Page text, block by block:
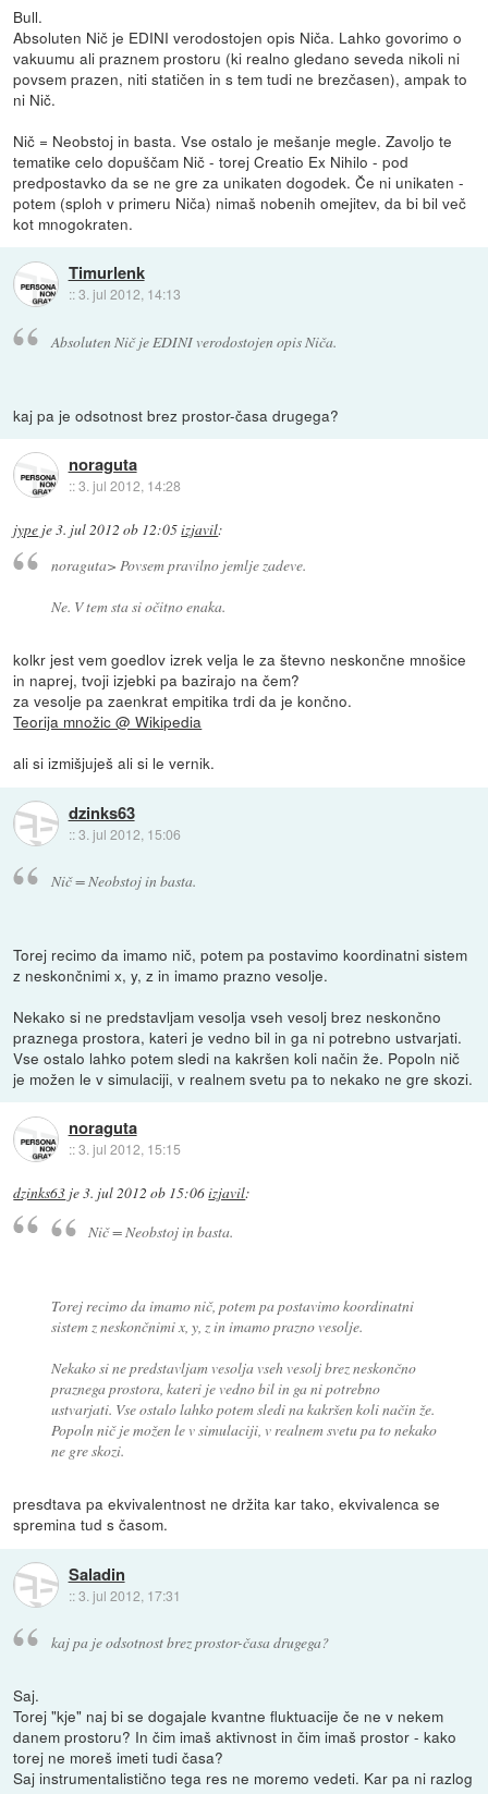
Bull.
Absoluten Nič je EDINI verodostojen opis Niča. Lahko govorimo o
vakuumu ali praznem prostoru (ki realno gledano seveda nikoli ni
povsem prazen, niti statičen in s tem tudi ne brezčasen), ampak to
ni Nič.
Nič = Neobstoj in basta. Vse ostalo je mešanje megle. Zavoljo te
tematike celo dopuščam Nič - torej Creatio Ex Nihilo - pod
predpostavko da se ne gre za unikaten dogodek. Če ni unikaten -
potem (sploh v primeru Niča) nimaš nobenih omejitev, da bi bil več
kot mnogokraten.
Timurlenk
::3. jul 2012, 14:13
Absoluten Nič je EDINI verodostojen opis Niča.
kaj pa je odsotnost brez prostor-časa drugega?
noraguta
::3. jul 2012, 14:28
jype je3. jul 2012 ob 12:05izjavil:
noraguta> Povsem pravilno jemlje zadeve.
Ne. V tem sta si očitno enaka.
kolkr jest vem goedlov izrek velja le za števno neskončne mnošice
in naprej, tvoji izjebki pa bazirajo na čem?
za vesolje pa zaenkrat empitika trdi da je končno.
Teorija množic @ Wikipedia
ali si izmišjuješ ali si le vernik.
dzinks63
::3. jul 2012, 15:06
Nič = Neobstoj in basta.
Torej recimo da imamo nič, potem pa postavimo koordinatni sistem
z neskončnimi x, y, z in imamo prazno vesolje.
Nekako si ne predstavljam vesolja vseh vesolj brez neskončno
praznega prostora, kateri je vedno bil in ga ni potrebno ustvarjati.
Vse ostalo lahko potem sledi na kakršen koli način že. Popoln nič
je možen le v simulaciji, v realnem svetu pa to nekako ne gre skozi.
noraguta
::3. jul 2012, 15:15
dzinks63 je3. jul 2012 ob 15:06izjavil:
Nič = Neobstoj in basta.
Torej recimo da imamo nič, potem pa postavimo koordinatni
sistem z neskončnimi x, y, z in imamo prazno vesolje.
Nekako si ne predstavljam vesolja vseh vesolj brez neskončno
praznega prostora, kateri je vedno bil in ga ni potrebno
ustvarjati. Vse ostalo lahko potem sledi na kakršen koli način že.
Popoln nič je možen le v simulaciji, v realnem svetu pa to nekako
ne gre skozi.
presdtava pa ekvivalentnost ne držita kar tako, ekvivalenca se
spremina tud s časom.
Saladin
::3. jul 2012, 17:31
kaj pa je odsotnost brez prostor-časa drugega?
Saj.
Torej "kje" naj bi se dogajale kvantne fluktuacije če ne v nekem
danem prostoru? In čim imaš aktivnost in čim imaš prostor - kako
torej ne moreš imeti tudi časa?
Saj instrumentalistično tega res ne moremo vedeti. Kar pa ni razlog